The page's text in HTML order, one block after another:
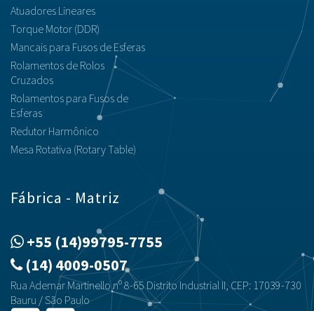
Atuadores Lineares
Torque Motor (DDR)
Mancais para Fusos de Esferas
Rolamentos de Rolos
Cruzados
Rolamentos para Fusos de
Esferas
Redutor Harmônico
Mesa Rotativa (Rotary Table)
Fábrica - Matriz
+55 (14)99795-7755
(14) 4009-0507
Rua Ademar Martinello nº 8-65 Distrito Industrial II, CEP: 17039-730
Bauru / São Paulo